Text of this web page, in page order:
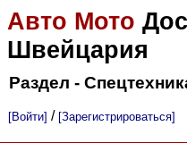
Авто Мото
Швейцария
Раздел -
[Войти] / [Зарегистрироваться]